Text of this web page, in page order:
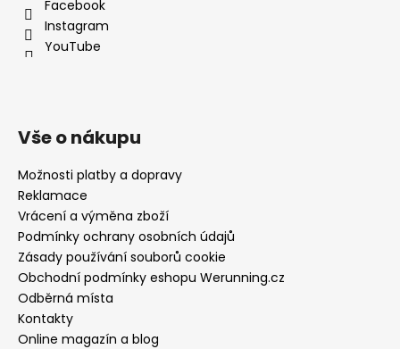
Facebook
Instagram
YouTube
Vše o nákupu
Možnosti platby a dopravy
Reklamace
Vrácení a výměna zboží
Podmínky ochrany osobních údajů
Zásady používání souborů cookie
Obchodní podmínky eshopu Werunning.cz
Odběrná místa
Kontakty
Online magazín a blog